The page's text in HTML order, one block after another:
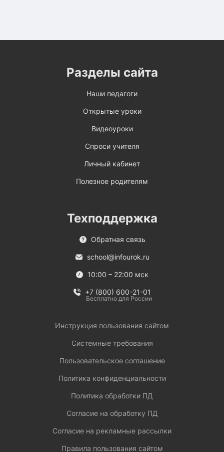
Разделы сайта
Наши педагоги
Открытые уроки
Видеоуроки
Спроси учителя
Личный кабинет
Полезное родителям
Техподдержка
Обратная связь
school@infourok.ru
10:00 – 22:00 мск
+7 (800) 600-21-01
Бесплатно для России
Инструкция пользования сайтом
Системные требования
Пользовательское соглашение
Политика конфиденциальности
Политика обработки ПД
Согласие на обработку ПД
Согласие на рекламные рассылки
Правила пользования сайтом